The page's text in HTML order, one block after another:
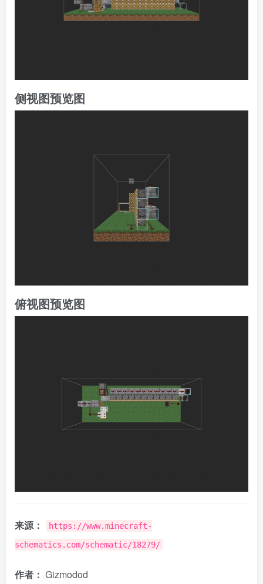
侧视图预览图
俯视图预览图
来源：
https://www.minecraft-
schematics.com/schematic/18279/
作者： Gizmodod